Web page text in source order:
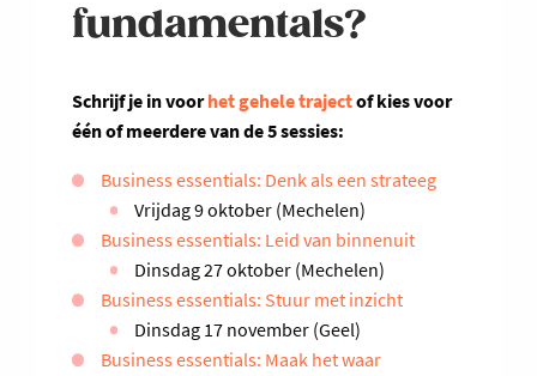
fundamentals?
Schrijf je in voorhet gehele trajectof kies voor
één of meerdere van de 5 sessies:
Business essentials: Denk als een strateeg
Vrijdag 9 oktober (Mechelen)
Business essentials: Leid van binnenuit
Dinsdag 27 oktober (Mechelen)
Business essentials: Stuur met inzicht
Dinsdag 17 november (Geel)
Business essentials: Maak het waar